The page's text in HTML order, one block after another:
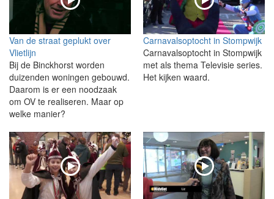
Van de straat geplukt over
Vlietlijn
Bij de Binckhorst worden
duizenden woningen gebouwd.
Daarom is er een noodzaak
om OV te realiseren. Maar op
welke manier?
Carnavalsoptocht in Stompwijk
Carnavalsoptocht in Stompwijk
met als thema Televisie series.
Het kijken waard.